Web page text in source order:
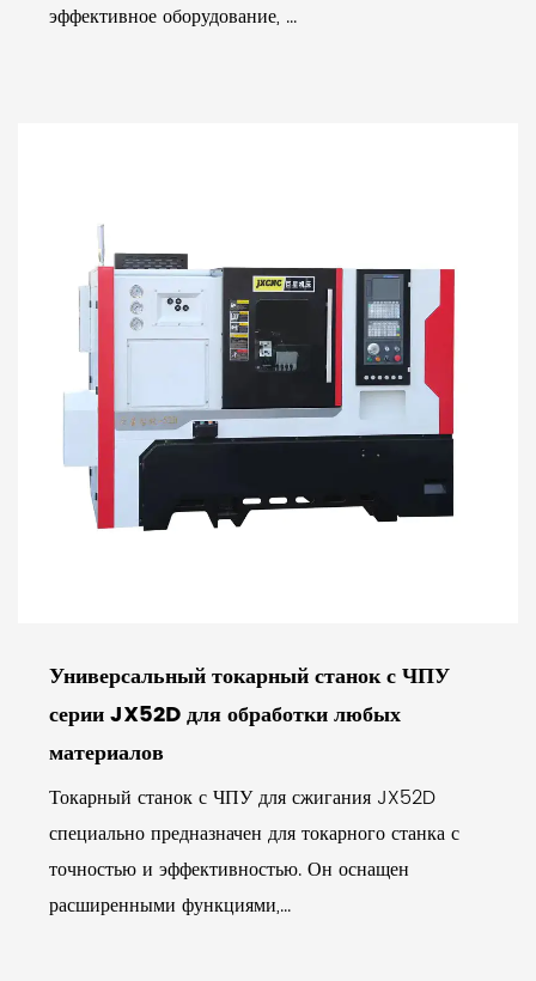
эффективное оборудование, ...
Универсальный токарный станок с ЧПУ
серии JX52D для обработки любых
материалов
Токарный станок с ЧПУ для сжигания JX52D
специально предназначен для токарного станка с
точностью и эффективностью. Он оснащен
расширенными функциями,...